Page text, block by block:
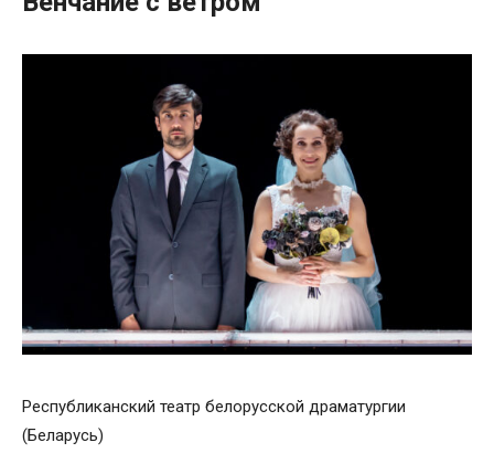
Республиканский театр белорусской драматургии
(Беларусь)